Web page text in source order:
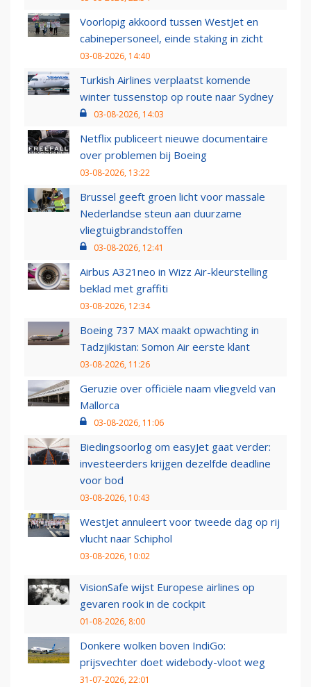
Voorlopig akkoord tussen WestJet en
cabinepersoneel, einde staking in zicht
03-08-2026, 14:40
Turkish Airlines verplaatst komende
winter tussenstop op route naar Sydney
03-08-2026, 14:03
Netflix publiceert nieuwe documentaire
over problemen bij Boeing
03-08-2026, 13:22
Brussel geeft groen licht voor massale
Nederlandse steun aan duurzame
vliegtuigbrandstoffen
03-08-2026, 12:41
Airbus A321neo in Wizz Air-kleurstelling
beklad met graffiti
03-08-2026, 12:34
Boeing 737 MAX maakt opwachting in
Tadzjikistan: Somon Air eerste klant
03-08-2026, 11:26
Geruzie over officiële naam vliegveld van
Mallorca
03-08-2026, 11:06
Biedingsoorlog om easyJet gaat verder:
investeerders krijgen dezelfde deadline
voor bod
03-08-2026, 10:43
WestJet annuleert voor tweede dag op rij
vlucht naar Schiphol
03-08-2026, 10:02
VisionSafe wijst Europese airlines op
gevaren rook in de cockpit
01-08-2026, 8:00
Donkere wolken boven IndiGo:
prijsvechter doet widebody-vloot weg
31-07-2026, 22:01